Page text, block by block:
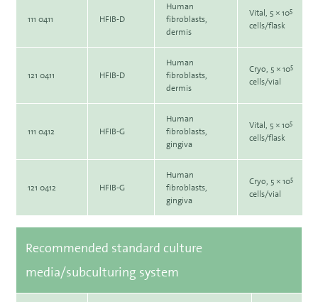
111 0411 HFIB-D
Human
fibroblasts,
dermis
Vital, 5 × 105
cells/flask
121 0411 HFIB-D
Human
fibroblasts,
dermis
Cryo, 5 × 105
cells/vial
111 0412 HFIB-G
Human
fibroblasts,
gingiva
Vital, 5 × 105
cells/flask
121 0412 HFIB-G
Human
fibroblasts,
gingiva
Cryo, 5 × 105
cells/vial
Recommended standard culture
media/subculturing system